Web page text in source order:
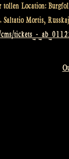
Location:
Saltatio Mortis,
tickets_-